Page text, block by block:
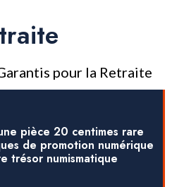
pour la Retraite
pièce 20 centimes rare
de promotion numérique
trésor numismatique